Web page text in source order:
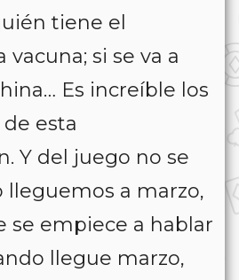
tiene el
si se va a
Es increíble los
esta
Y del juego no se
lleguemos a marzo,
se empiece a hablar
llegue marzo,